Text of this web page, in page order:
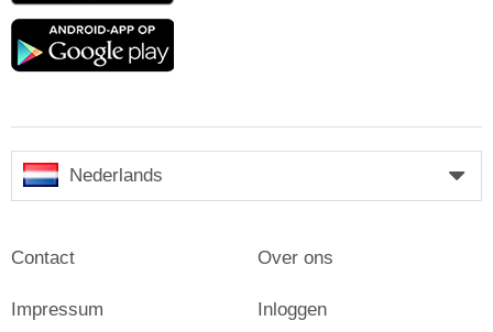
Google
Nederlands
Contact
Impressum
Over ons
Inloggen